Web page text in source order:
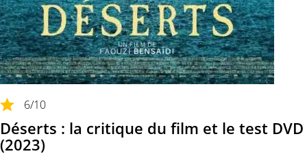
6/10
Déserts : la critique du film et le test DVD
(2023)